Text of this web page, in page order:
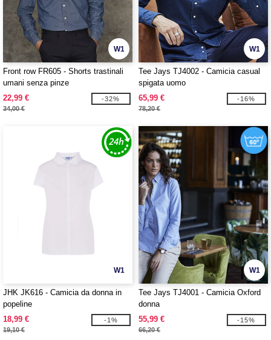
W1
Front row FR605 - Shorts trastinali
umani senza pinze
22,99 €
34,00 €
-32%
W1
Tee Jays TJ4002 - Camicia casual
spigata uomo
65,99 €
78,20 €
-16%
W1
JHK JK616 - Camicia da donna in
popeline
18,99 €
19,10 €
-1%
W1
Tee Jays TJ4001 - Camicia Oxford
donna
55,99 €
66,20 €
-15%